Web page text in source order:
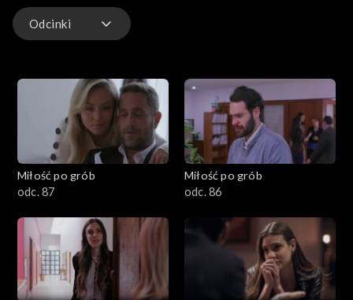
Odcinki
Miłość po grób
odc. 87
Miłość po grób
odc. 86